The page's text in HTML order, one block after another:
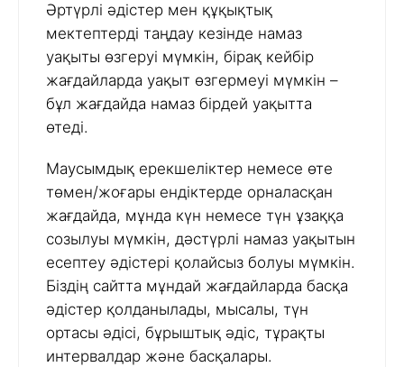
Әртүрлі әдістер мен құқықтық
мектептерді таңдау кезінде намаз
уақыты өзгеруі мүмкін, бірақ кейбір
жағдайларда уақыт өзгермеуі мүмкін –
бұл жағдайда намаз бірдей уақытта
өтеді.
Маусымдық ерекшеліктер немесе өте
төмен/жоғары ендіктерде орналасқан
жағдайда, мұнда күн немесе түн ұзаққа
созылуы мүмкін, дәстүрлі намаз уақытын
есептеу әдістері қолайсыз болуы мүмкін.
Біздің сайтта мұндай жағдайларда басқа
әдістер қолданылады, мысалы, түн
ортасы әдісі, бұрыштық әдіс, тұрақты
интервалдар және басқалары.